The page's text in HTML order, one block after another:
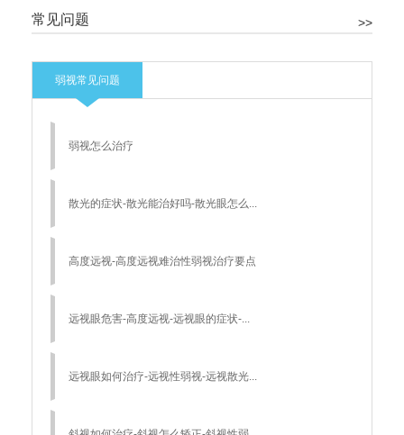
>>
常见问题
弱视常见问题
弱视怎么治疗
散光的症状-散光能治好吗-散光眼怎么...
高度远视-高度远视难治性弱视治疗要点
远视眼危害-高度远视-远视眼的症状-...
远视眼如何治疗-远视性弱视-远视散光...